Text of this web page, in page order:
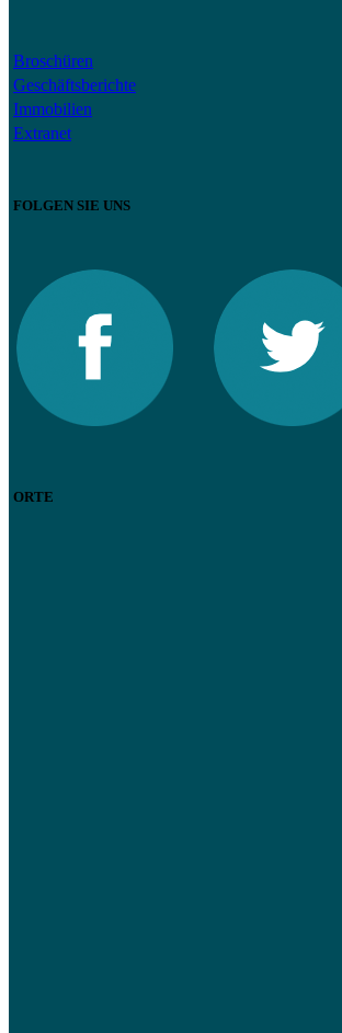
Broschüren
Geschäftsberichte
Immobilien
Extranet
FOLGEN SIE UNS
ORTE